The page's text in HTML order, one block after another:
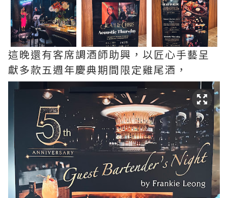
這晚還有客席調酒師助興，以匠心手藝呈
獻多款五週年慶典期間限定雞尾酒，